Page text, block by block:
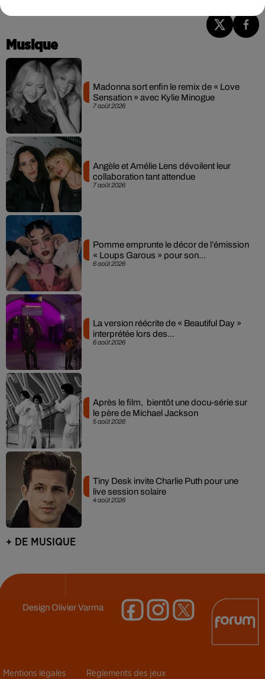
Musique
7 août 2026
Madonna sort enfin le remix de « Love
Sensation » avec Kylie Minogue
7 août 2026
Angèle et Amélie Lens dévoilent leur
collaboration tant attendue
6 août 2026
Pomme emprunte le décor de l’émission
« Loups Garous » pour son...
6 août 2026
La version réécrite de « Beautiful Day »
interprétée lors des...
5 août 2026
Après le film, bientôt une docu-série sur
le père de Michael Jackson
4 août 2026
Tiny Desk invite Charlie Puth pour une
live session solaire
+ DE MUSIQUE
DesignOlivier Varma
Mentions légales Règlements des jeux